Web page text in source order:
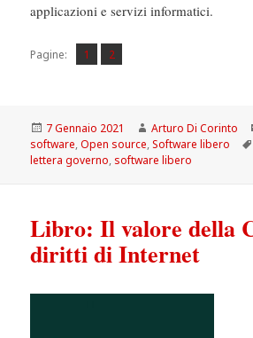
applicazioni e servizi informatici.
Pagine: Pagina
1 ,
Pagina
2
Scritto
il
7 Gennaio 2021 Autore
Arturo Di Corinto
software,Open source,Software libero
lettera governo, software libero
Libro: Il valore della
diritti di Internet